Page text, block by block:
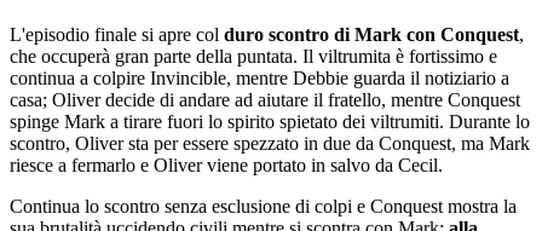
L'episodio finale si apre col duro scontro di Mark con Conquest,
che occuperà gran parte della puntata. Il viltrumita è fortissimo e
continua a colpire Invincible, mentre Debbie guarda il notiziario a
casa; Oliver decide di andare ad aiutare il fratello, mentre Conquest
spinge Mark a tirare fuori lo spirito spietato dei viltrumiti. Durante lo
scontro, Oliver sta per essere spezzato in due da Conquest, ma Mark
riesce a fermarlo e Oliver viene portato in salvo da Cecil.
Continua lo scontro senza esclusione di colpi e Conquest mostra la